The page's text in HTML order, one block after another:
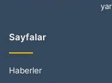
Sayfalar
Haberler